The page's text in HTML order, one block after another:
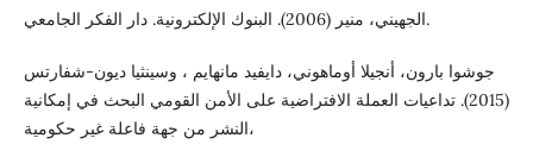
الجهيني، منير (2006). البنوك الإلكترونية. دار الفكر الجامعي.
جوشوا بارون، أنجيلا أوماهوني، دايفيد مانهايم ، وسينثيا ديون-شفارتس
(2015). تداعيات العملة الافتراضية على الأمن القومي البحث في إمكانية
النشر من جهة فاعلة غير حكومية،